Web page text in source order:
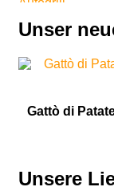
Unser
Gattò di
Unsere